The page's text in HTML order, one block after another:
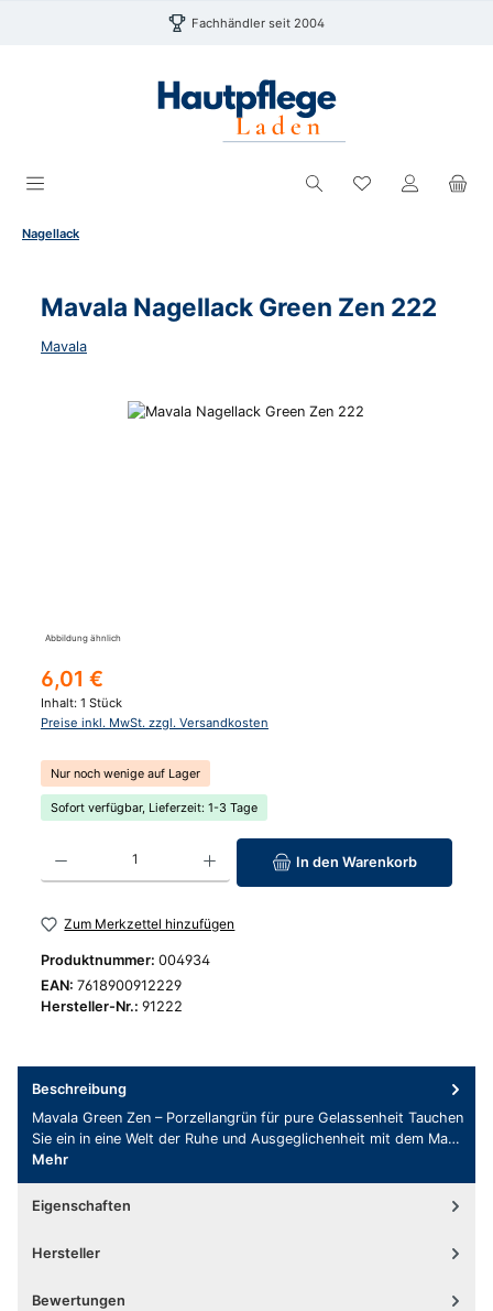
Zum Hauptinhalt springen Fachhändler seit 2004
Du hast 0
Nagellack
Mavala Nagellack Green Zen 222
Mavala
Bildergalerie überspringen
Abbildung ähnlich
Regulärer Preis:
6,01 €
Inhalt: 1 Stück
Preise inkl. MwSt. zzgl. Versandkosten
Nur noch wenige auf Lager
Sofort verfügbar, Lieferzeit: 1-3 Tage
Produkt Anzahl: Gib den gewünschten Wert ein oder benutze die
In den Warenkorb
Zum Merkzettel hinzufügen
Produktnummer: 004934
EAN: 7618900912229
Hersteller-Nr.: 91222
Beschreibung
Mavala Green Zen – Porzellangrün für pure Gelassenheit Tauchen
Sie ein in eine Welt der Ruhe und Ausgeglichenheit mit dem Ma…
Mehr
Eigenschaften
Hersteller
Bewertungen